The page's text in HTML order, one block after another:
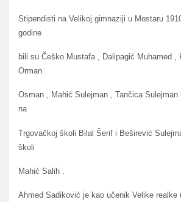
Stipendisti na Velikoj gimnaziji u Mostaru
godine
bili su Češko Mustafa , Dalipagić Muhamed ,
Orman
Osman , Mahić Sulejman , Tančica Sulejman
na
Trgovačkoj školi Bilal Šerif i Beširević
školi
Mahić Salih .
Ahmed Sadiković je kao učenik Velike realke